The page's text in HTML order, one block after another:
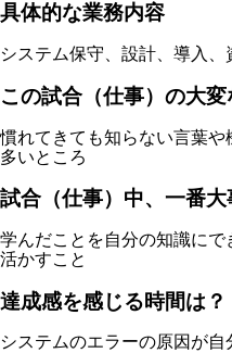
具体的な業務内容
システム保守、設計、導入、
この試合（仕事）の大変
慣れてきても知らない言葉
多いところ
試合（仕事）中、一番
学んだことを自分の知識に
活かすこと
達成感を感じる時間は？
システムのエラーの原因が自